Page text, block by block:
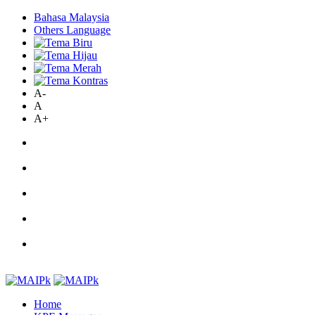
Bahasa Malaysia
Others Language
A-
A
A+
Home